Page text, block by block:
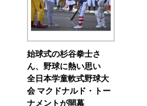
始球式の杉谷拳士さ
ん、野球に熱い思い
全日本学童軟式野球大
会 マクドナルド・トー
ナメントが開幕